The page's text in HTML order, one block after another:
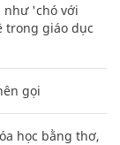
như 'chó với
trong giáo dục
gọi
học bằng thơ,